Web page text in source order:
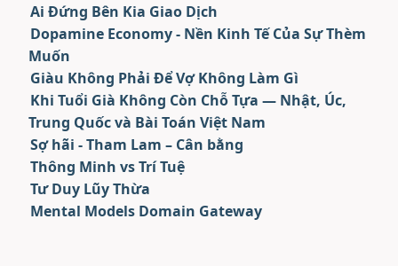
Ai Đứng Bên Kia Giao Dịch
Dopamine Economy - Nền Kinh Tế Của Sự Thèm
Muốn
Giàu Không Phải Để Vợ Không Làm Gì
Khi Tuổi Già Không Còn Chỗ Tựa — Nhật, Úc,
Trung Quốc và Bài Toán Việt Nam
Sợ hãi - Tham Lam – Cân bằng
Thông Minh vs Trí Tuệ
Tư Duy Lũy Thừa
Mental Models Domain Gateway